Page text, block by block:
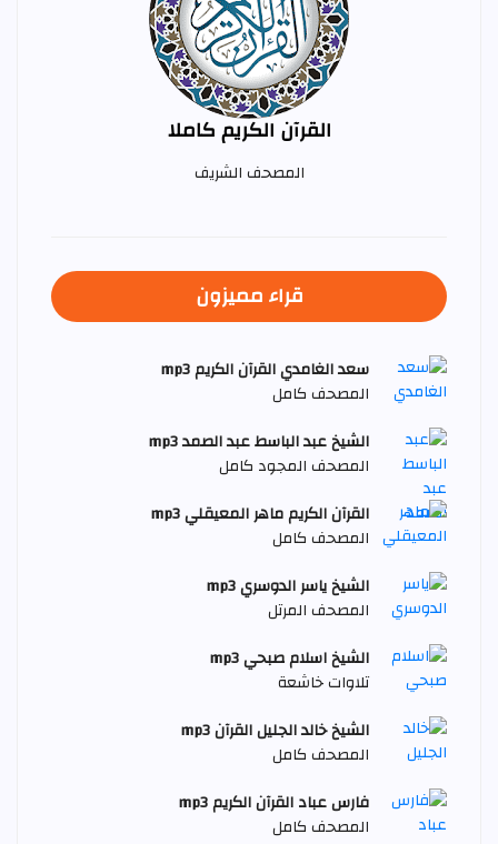
القرآن الكريم كاملا
المصحف الشريف
قراء مميزون
سعد الغامدي القرآن الكريم mp3
المصحف كامل
الشيخ عبد الباسط عبد الصمد mp3
المصحف المجود كامل
القرآن الكريم ماهر المعيقلي mp3
المصحف كامل
الشيخ ياسر الدوسري mp3
المصحف المرتل
الشيخ اسلام صبحي mp3
تلاوات خاشعة
الشيخ خالد الجليل القرآن mp3
المصحف كامل
فارس عباد القرآن الكريم mp3
المصحف كامل